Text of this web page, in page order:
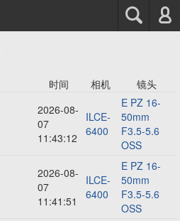
 
时间 相机 镜头
2026-08-
07
11:43:12
ILCE-
6400
E PZ 16-
50mm
F3.5-5.6
OSS
2026-08-
07
11:41:51
ILCE-
6400
E PZ 16-
50mm
F3.5-5.6
OSS